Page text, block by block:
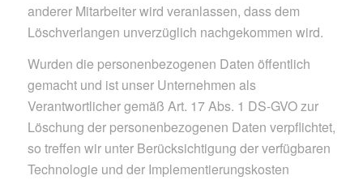
anderer Mitarbeiter wird veranlassen, dass dem
Löschverlangen unverzüglich nachgekommen wird.
Wurden die personenbezogenen Daten öffentlich
gemacht und ist unser Unternehmen als
Verantwortlicher gemäß Art. 17 Abs. 1 DS-GVO zur
Löschung der personenbezogenen Daten verpflichtet,
so treffen wir unter Berücksichtigung der verfügbaren
Technologie und der Implementierungskosten